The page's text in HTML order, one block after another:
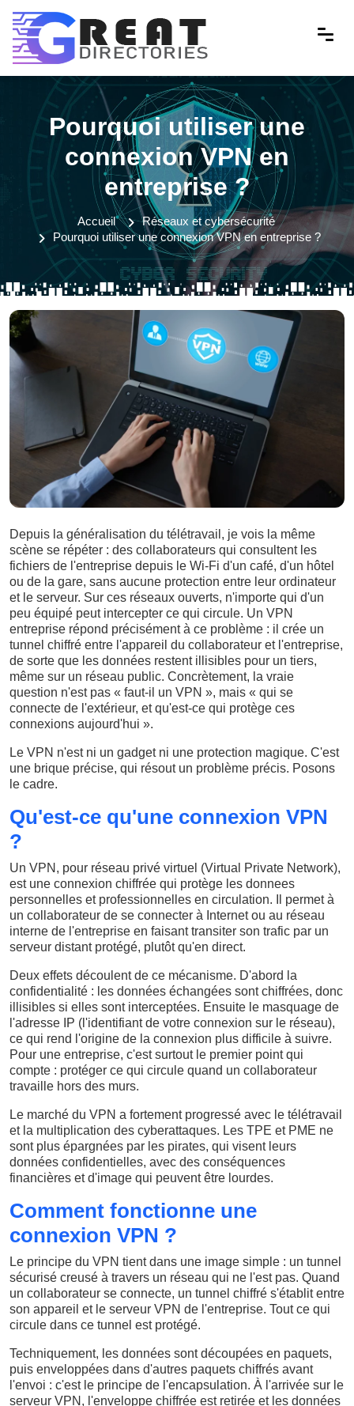
Pourquoi utiliser une
connexion VPN en
entreprise ?
Accueil
Réseaux et cybersécurité
Pourquoi utiliser une connexion VPN en entreprise ?
Depuis la généralisation du télétravail, je vois la même
scène se répéter : des collaborateurs qui consultent les
fichiers de l'entreprise depuis le Wi-Fi d'un café, d'un hôtel
ou de la gare, sans aucune protection entre leur ordinateur
et le serveur. Sur ces réseaux ouverts, n'importe qui d'un
peu équipé peut intercepter ce qui circule. Un VPN
entreprise répond précisément à ce problème : il crée un
tunnel chiffré entre l'appareil du collaborateur et l'entreprise,
de sorte que les données restent illisibles pour un tiers,
même sur un réseau public. Concrètement, la vraie
question n'est pas « faut-il un VPN », mais « qui se
connecte de l'extérieur, et qu'est-ce qui protège ces
connexions aujourd'hui ».
Le VPN n'est ni un gadget ni une protection magique. C'est
une brique précise, qui résout un problème précis. Posons
le cadre.
Qu'est-ce qu'une connexion VPN
?
Un VPN, pour réseau privé virtuel (Virtual Private Network),
est une connexion chiffrée qui protège les donnees
personnelles et professionnelles en circulation. Il permet à
un collaborateur de se connecter à Internet ou au réseau
interne de l'entreprise en faisant transiter son trafic par un
serveur distant protégé, plutôt qu'en direct.
Deux effets découlent de ce mécanisme. D'abord la
confidentialité : les données échangées sont chiffrées, donc
illisibles si elles sont interceptées. Ensuite le masquage de
l'adresse IP (l'identifiant de votre connexion sur le réseau),
ce qui rend l'origine de la connexion plus difficile à suivre.
Pour une entreprise, c'est surtout le premier point qui
compte : protéger ce qui circule quand un collaborateur
travaille hors des murs.
Le marché du VPN a fortement progressé avec le télétravail
et la multiplication des cyberattaques. Les TPE et PME ne
sont plus épargnées par les pirates, qui visent leurs
données confidentielles, avec des conséquences
financières et d'image qui peuvent être lourdes.
Comment fonctionne une
connexion VPN ?
Le principe du VPN tient dans une image simple : un tunnel
sécurisé creusé à travers un réseau qui ne l'est pas. Quand
un collaborateur se connecte, un tunnel chiffré s'établit entre
son appareil et le serveur VPN de l'entreprise. Tout ce qui
circule dans ce tunnel est protégé.
Techniquement, les données sont découpées en paquets,
puis enveloppées dans d'autres paquets chiffrés avant
l'envoi : c'est le principe de l'encapsulation. À l'arrivée sur le
serveur VPN, l'enveloppe chiffrée est retirée et les données